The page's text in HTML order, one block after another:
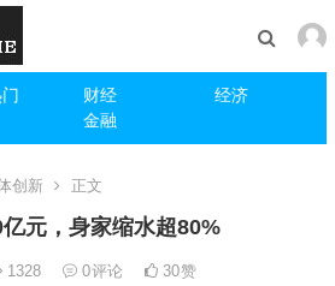
财经
经济
金融
创新 正文
元，身家缩水超80%
1328 0评论 30赞